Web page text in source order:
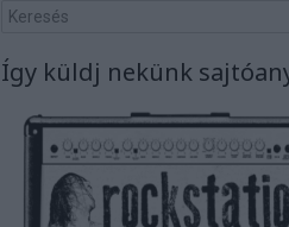
Így küldj nekünk